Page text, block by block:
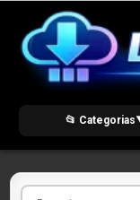
content
📂 Categorias
Pesquisar